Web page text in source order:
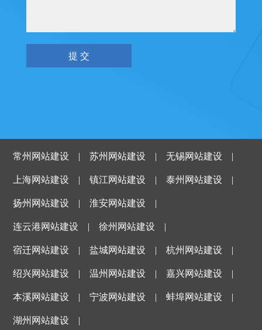
常州网站建设 |苏州网站建设 |无锡网站建设 |
上海网站建设 |镇江网站建设 |泰州网站建设 |
扬州网站建设 |淮安网站建设 |
连云港网站建设 |徐州网站建设 |
宿迁网站建设 |盐城网站建设 |杭州网站建设 |
绍兴网站建设 |温州网站建设 |嘉兴网站建设 |
本溪网站建设 |宁波网站建设 |蚌埠网站建设 |
湖州网站建设 |